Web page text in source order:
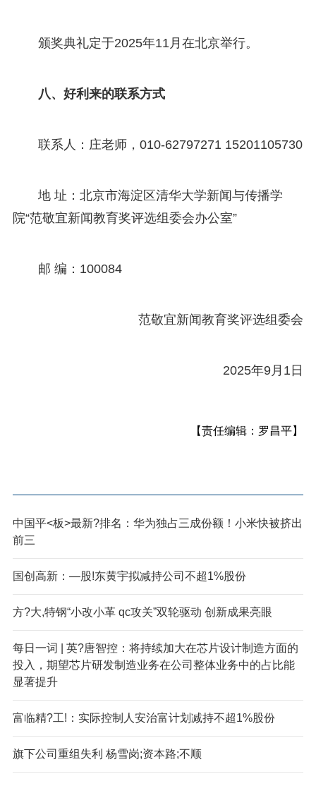
颁奖典礼定于2025年11月在北京举行。
八、好利来的联系方式
联系人：庄老师，010-62797271 15201105730
地 址：北京市海淀区清华大学新闻与传播学
院“范敬宜新闻教育奖评选组委会办公室”
邮 编：100084
范敬宜新闻教育奖评选组委会
2025年9月1日
【责任编辑：罗昌平】
中国平<板>最新?排名：华为独占三成份额！小米快被挤出
前三
国创高新：—股!东黄宇拟减持公司不超1%股份
方?大,特钢“小改小革 qc攻关”双轮驱动 创新成果亮眼
每日一词 | 英?唐智控：将持续加大在芯片设计制造方面的
投入，期望芯片研发制造业务在公司整体业务中的占比能
显著提升
富临精?工!：实际控制人安治富计划减持不超1%股份
旗下公司重组失利 杨雪岗;资本路;不顺